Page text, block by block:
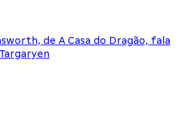
de A Casa do Dragão, fala